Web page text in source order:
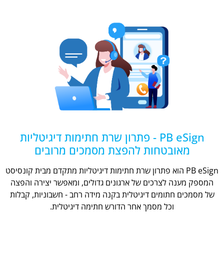
PB eSign - פתרון שרת חתימות דיגיטליות
מאובטחות להפצת מסמכים מרובים
PB eSign הוא פתרון שרת חתימות דיגיטליות מתקדם מבית קונסיסט
המספק מענה לצרכים של ארגונים גדולים, ומאפשר יצירה והפצה
של מסמכים חתומים דיגיטלית בקנה מידה רחב - חשבוניות, קבלות
וכל מסמך אחר הדורש חתימה דיגיטלית.